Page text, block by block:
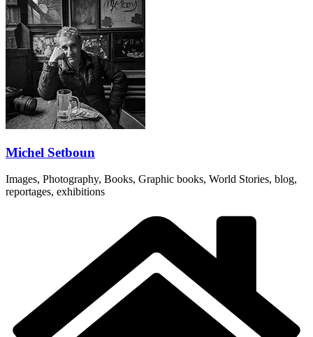
Michel Setboun
Images, Photography, Books, Graphic books, World Stories, blog,
reportages, exhibitions